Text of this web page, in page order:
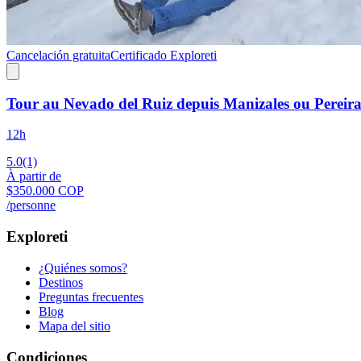
Cancelación gratuitaCertificado Exploreti
Tour au Nevado del Ruiz depuis Manizales ou Pereira
12h
5.0(1)
À partir de
$350.000 COP
/personne
Exploreti
¿Quiénes somos?
Destinos
Preguntas frecuentes
Blog
Mapa del sitio
Condiciones